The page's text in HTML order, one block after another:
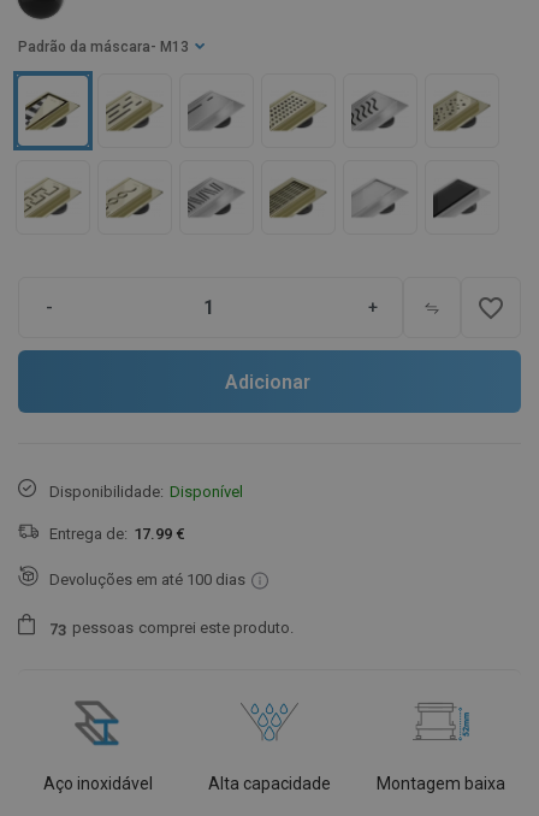
Padrão da máscara - M13
- + favorite_border
Adicionar
Disponibilidade: Disponível
Entrega de: 17.99 €
Devoluções em até 100 dias
73 pessoas comprei este produto.
Aço inoxidável Alta capacidade Montagem baixa